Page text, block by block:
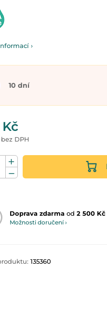
›
10 dní
bez DPH
Doprava zdarma od 2 500 Kč
Možnosti doručení ›
135360